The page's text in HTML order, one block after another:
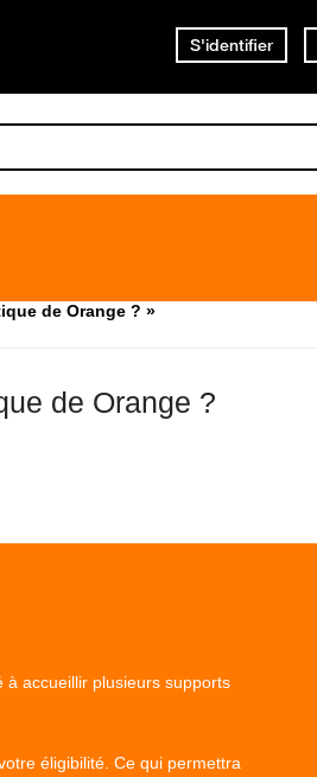
S'identifier
de Orange ? »
de Orange ?
à accueillir plusieurs supports
éligibilité. Ce qui permettra